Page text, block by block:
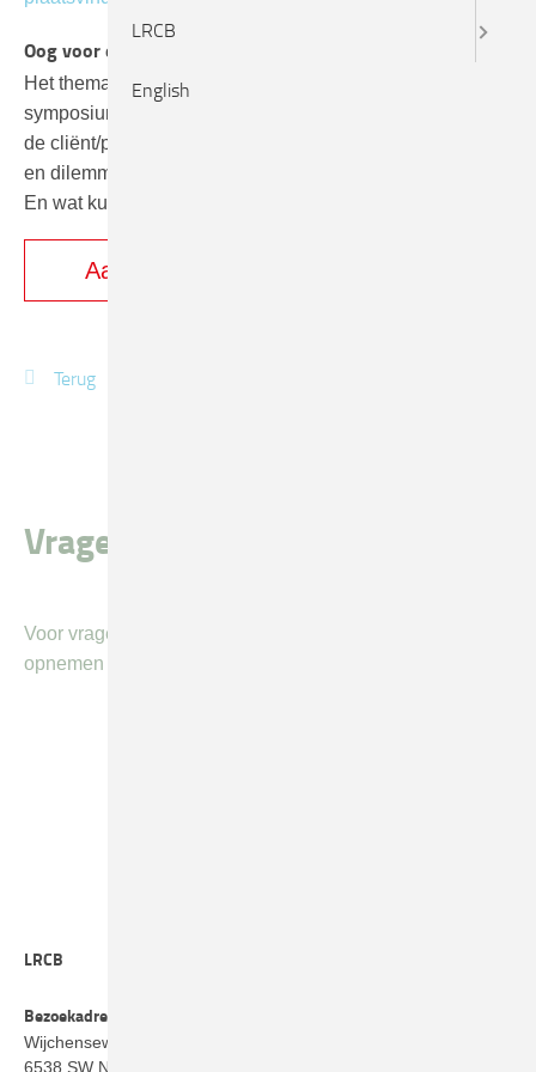
Oog voor elkaar
Het thema van dit jaar is ‘Oog voor elkaar’. Tijdens het
symposium staat de interactie tussen de professional en
de cliënt/patiënt centraal. Staan we voor dezelfde keuzes
en dilemma’s? Hoe gaan we daar afzonderlijk mee om?
En wat kunnen we van elkaar leren?
Aanmelden
Terug
Vragen of meer info?
Voor vragen of meer informatie kunt u vrijblijvend contact
opnemen via het algemeen
LRCB
Bezoekadres
Wijchenseweg 101
6538 SW Nijmegen
LRCB
English